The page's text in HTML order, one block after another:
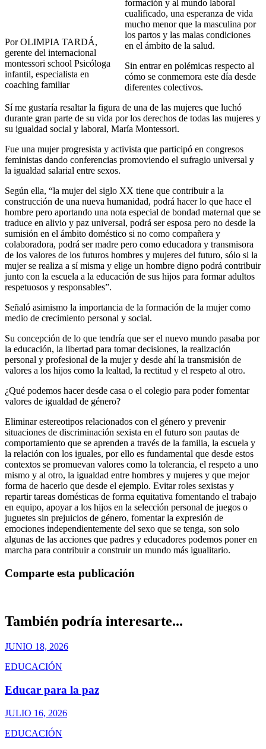
Por OLIMPIA TARDÁ,
gerente del internacional
montessori school Psicóloga
infantil, especialista en
coaching familiar
formación y al mundo laboral
cualificado, una esperanza de vida
mucho menor que la masculina por
los partos y las malas condiciones
en el ámbito de la salud.
Sin entrar en polémicas respecto al
cómo se conmemora este día desde
diferentes colectivos.
Sí me gustaría resaltar la figura de una de las mujeres que luchó
durante gran parte de su vida por los derechos de todas las mujeres y
su igualdad social y laboral, María Montessori.
Fue una mujer progresista y activista que participó en congresos
feministas dando conferencias promoviendo el sufragio universal y
la igualdad salarial entre sexos.
Según ella, “la mujer del siglo XX tiene que contribuir a la
construcción de una nueva humanidad, podrá hacer lo que hace el
hombre pero aportando una nota especial de bondad maternal que se
traduce en alivio y paz universal, podrá ser esposa pero no desde la
sumisión en el ámbito doméstico si no como compañera y
colaboradora, podrá ser madre pero como educadora y transmisora
de los valores de los futuros hombres y mujeres del futuro, sólo si la
mujer se realiza a sí misma y elige un hombre digno podrá contribuir
junto con la escuela a la educación de sus hijos para formar adultos
respetuosos y responsables”.
Señaló asimismo la importancia de la formación de la mujer como
medio de crecimiento personal y social.
Su concepción de lo que tendría que ser el nuevo mundo pasaba por
la educación, la libertad para tomar decisiones, la realización
personal y profesional de la mujer y desde ahí la transmisión de
valores a los hijos como la lealtad, la rectitud y el respeto al otro.
¿Qué podemos hacer desde casa o el colegio para poder fomentar
valores de igualdad de género?
Eliminar estereotipos relacionados con el género y prevenir
situaciones de discriminación sexista en el futuro son pautas de
comportamiento que se aprenden a través de la familia, la escuela y
la relación con los iguales, por ello es fundamental que desde estos
contextos se promuevan valores como la tolerancia, el respeto a uno
mismo y al otro, la igualdad entre hombres y mujeres y que mejor
forma de hacerlo que desde el ejemplo. Evitar roles sexistas y
repartir tareas domésticas de forma equitativa fomentando el trabajo
en equipo, apoyar a los hijos en la selección personal de juegos o
juguetes sin prejuicios de género, fomentar la expresión de
emociones independientemente del sexo que se tenga, son solo
algunas de las acciones que padres y educadores podemos poner en
marcha para contribuir a construir un mundo más igualitario.
Comparte esta publicación
También podría interesarte...
JUNIO 18, 2026
EDUCACIÓN
Educar para la paz
JULIO 16, 2026
EDUCACIÓN